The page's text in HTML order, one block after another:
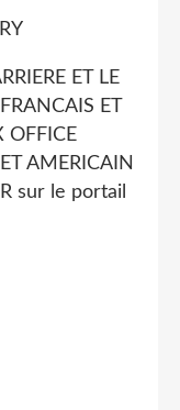
ET LE
ET
OFFICE
AMERICAIN
sur le portail